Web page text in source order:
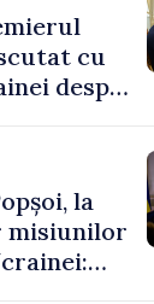
cu
despre
și
la
misiunilor